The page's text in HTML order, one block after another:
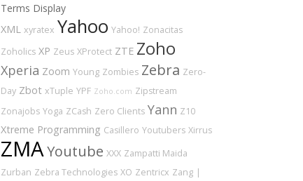
Terms Display
XML xyratex Yahoo Yahoo! Zonacitas
Zoholics XP Zeus XProtect ZTE Zoho
Xperia Zoom Young Zombies Zebra Zero-
Day Zbot xTuple YPF Zoho.com Zipstream
Zonajobs Yoga ZCash Zero Clients Yann Z10
Xtreme Programming Casillero Youtubers Xirrus
ZMAYoutube XXX Zampatti Maida
Zurban Zebra Technologies XO Zentricx Zang |